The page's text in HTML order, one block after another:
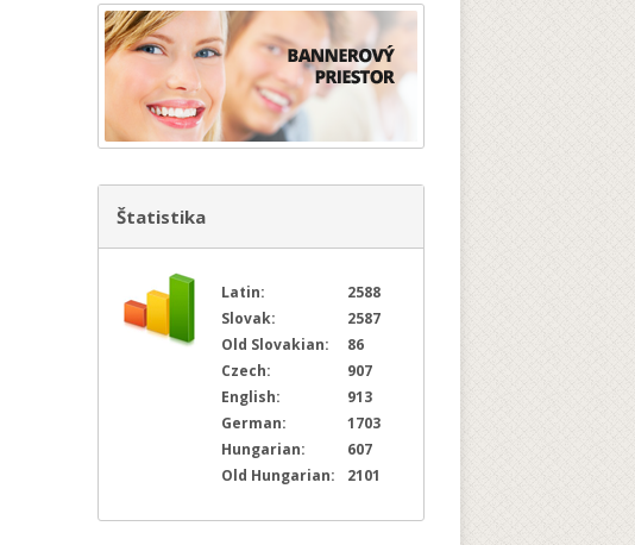
Štatistika
Latin:
2588
Slovak:
2587
Old Slovakian:
86
Czech:
907
English:
913
German:
1703
Hungarian:
607
Old Hungarian:
2101